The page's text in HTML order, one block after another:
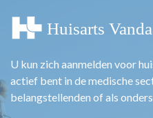
U kun zich aanmelden voor
actief bent in de medische
belangstellenden of als